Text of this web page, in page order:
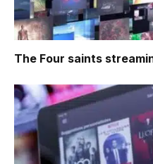
The Four saints